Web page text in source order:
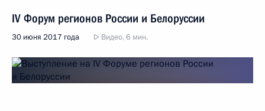
IV Форум регионов России и Белоруссии
30 июня 2017 года Видео, 6 мин.